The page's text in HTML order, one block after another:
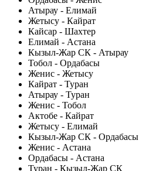
Атырау - Елимай
Жетысу - Кайрат
Кайсар - Шахтер
Елимай - Астана
Кызыл-Жар СК - Атырау
Тобол - Ордабасы
Женис - Жетысу
Кайрат - Туран
Атырау - Туран
Женис - Тобол
Актобе - Кайрат
Жетысу - Елимай
Кызыл-Жар СК - Ордабасы
Женис - Астана
Ордабасы - Астана
Туран - Кызыл-Жар СК